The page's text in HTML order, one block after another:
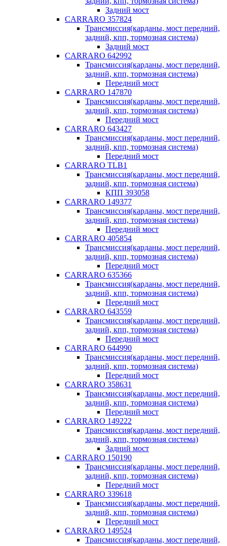
Задний мост
CARRARO 357824
Трансмиссия(карданы, мост передний,
задний, кпп, тормозная система)
Задний мост
CARRARO 642992
Трансмиссия(карданы, мост передний,
задний, кпп, тормозная система)
Передний мост
CARRARO 147870
Трансмиссия(карданы, мост передний,
задний, кпп, тормозная система)
Передний мост
CARRARO 643427
Трансмиссия(карданы, мост передний,
задний, кпп, тормозная система)
Передний мост
CARRARO TLB1
Трансмиссия(карданы, мост передний,
задний, кпп, тормозная система)
КПП 393058
CARRARO 149377
Трансмиссия(карданы, мост передний,
задний, кпп, тормозная система)
Передний мост
CARRARO 405854
Трансмиссия(карданы, мост передний,
задний, кпп, тормозная система)
Передний мост
CARRARO 635366
Трансмиссия(карданы, мост передний,
задний, кпп, тормозная система)
Передний мост
CARRARO 643559
Трансмиссия(карданы, мост передний,
задний, кпп, тормозная система)
Передний мост
CARRARO 644990
Трансмиссия(карданы, мост передний,
задний, кпп, тормозная система)
Передний мост
CARRARO 358631
Трансмиссия(карданы, мост передний,
задний, кпп, тормозная система)
Передний мост
CARRARO 149222
Трансмиссия(карданы, мост передний,
задний, кпп, тормозная система)
Задний мост
CARRARO 150190
Трансмиссия(карданы, мост передний,
задний, кпп, тормозная система)
Передний мост
CARRARO 339618
Трансмиссия(карданы, мост передний,
задний, кпп, тормозная система)
Передний мост
CARRARO 149524
Трансмиссия(карданы, мост передний,